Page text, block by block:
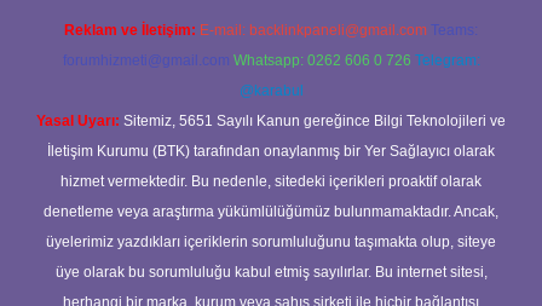
Reklam ve İletişim: E-mail: backlinkpaneli@gmail.com Teams:
forumhizmeti@gmail.com Whatsapp: 0262 606 0 726 Telegram:
@karabul
Yasal Uyarı: Sitemiz, 5651 Sayılı Kanun gereğince Bilgi Teknolojileri ve
İletişim Kurumu (BTK) tarafından onaylanmış bir Yer Sağlayıcı olarak
hizmet vermektedir. Bu nedenle, sitedeki içerikleri proaktif olarak
denetleme veya araştırma yükümlülüğümüz bulunmamaktadır. Ancak,
üyelerimiz yazdıkları içeriklerin sorumluluğunu taşımakta olup, siteye
üye olarak bu sorumluluğu kabul etmiş sayılırlar. Bu internet sitesi,
herhangi bir marka, kurum veya şahıs şirketi ile hiçbir bağlantısı